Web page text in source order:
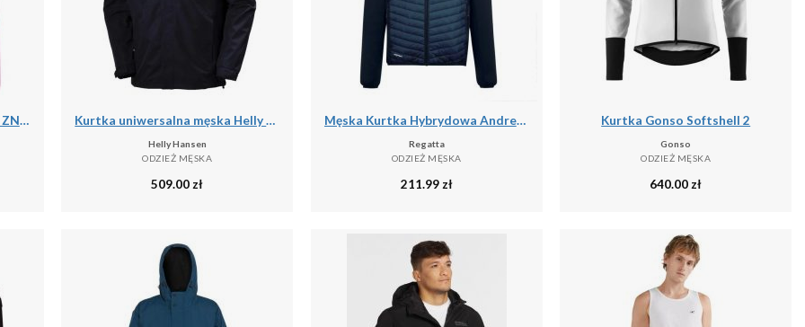
Kurtka dresowa Liverpool FC ZN.E. 2025/26 Kurtka uniwersalna męska Helly Hansen Dubliner Jacket
Helly Hansen
ODZIEŻ MĘSKA
509.00zł
Męska Kurtka Hybrydowa Andreson
Regatta
ODZIEŻ MĘSKA
211.99zł
Kurtka Gonso Softshell 2
Gonso
ODZIEŻ MĘSKA
640.00zł